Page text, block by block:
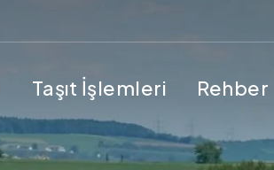
Taşıt İşlemleri Rehber